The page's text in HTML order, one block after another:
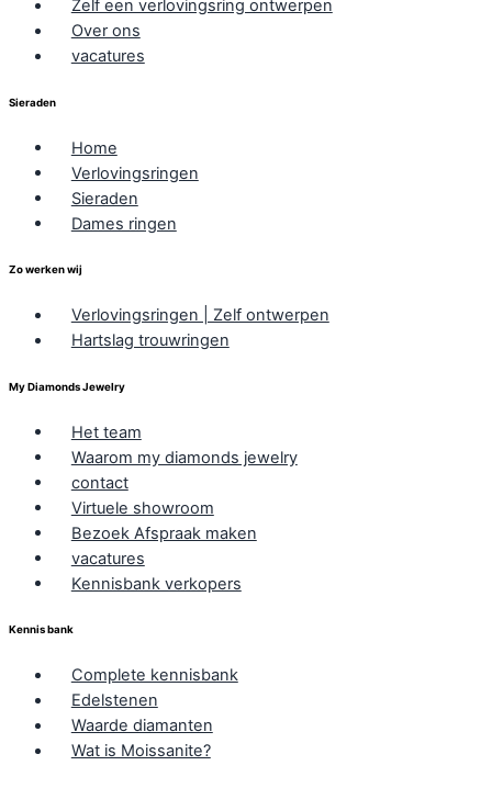
Zelf een verlovingsring ontwerpen
Over ons
vacatures
Sieraden
Home
Verlovingsringen
Sieraden
Dames ringen
Zo werken wij
Verlovingsringen | Zelf ontwerpen
Hartslag trouwringen
My Diamonds Jewelry
Het team
Waarom my diamonds jewelry
contact
Virtuele showroom
Bezoek Afspraak maken
vacatures
Kennisbank verkopers
Kennis bank
Complete kennisbank
Edelstenen
Waarde diamanten
Wat is Moissanite?